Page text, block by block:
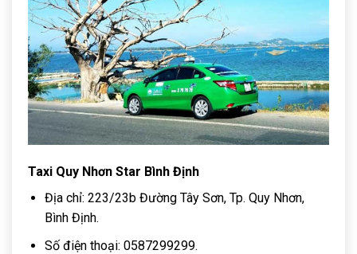
Taxi Quy Nhơn Star Bình Định
Địa chỉ: 223/23b Đường Tây Sơn, Tp. Quy Nhơn,
Bình Định.
Số điện thoại: 0587299299.